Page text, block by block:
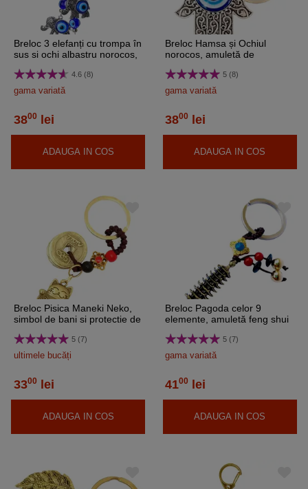
Breloc 3 elefanți cu trompa în
sus si ochi albastru norocos,
metal 11 cm 4.6 (8)
gama variată
3800 lei
ADAUGA IN COS
Breloc Hamsa și Ochiul
norocos, amuletă de
cm
5 (8)
gama variată
3800 lei
ADAUGA IN COS
Breloc Pisica Maneki Neko,
simbol de bani si protectie de
5 (7)
ultimele bucăți
3300 lei
ADAUGA IN COS
Breloc Pagoda celor 9
elemente, amuletă feng shui
înțelepciune, metal solid
vintage 9 cm
5 (7)
gama variată
4100 lei
ADAUGA IN COS